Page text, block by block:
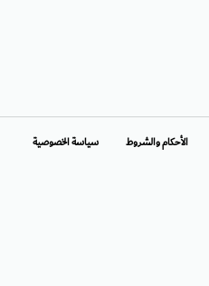
الأحكام والشروط سياسة الخصوصية